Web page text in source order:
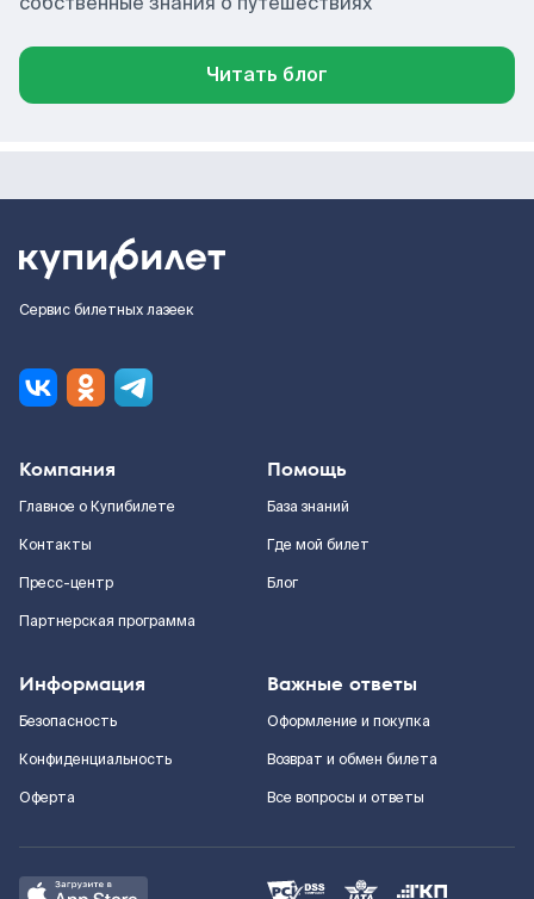
Читать блог
Сервис билетных лазеек
Компания
Главное о Купибилете
Контакты
Пресс-центр
Партнерская программа
Помощь
База знаний
Где мой билет
Блог
Информация
Безопасность
Конфиденциальность
Оферта
Важные ответы
Оформление и покупка
Возврат и обмен билета
Все вопросы и ответы